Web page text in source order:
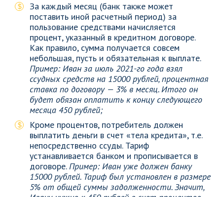
За каждый месяц (банк также может
поставить иной расчетный период) за
пользование средствами начисляется
процент, указанный в кредитном договоре.
Как правило, сумма получается совсем
небольшая, пусть и обязательная к выплате.
Пример: Иван за июль 2021-го года взял
ссудных средств на 15000 рублей, процентная
ставка по договору — 3% в месяц. Итого он
будет обязан оплатить к концу следующего
месяца 450 рублей;
Кроме процентов, потребитель должен
выплатить деньги в счет «тела кредита», т.е.
непосредственно ссуды. Тариф
устанавливается банком и прописывается в
договоре.Пример: Иван уже должен банку
15000 рублей. Тариф был установлен в размере
5% от общей суммы задолженности. Значит,